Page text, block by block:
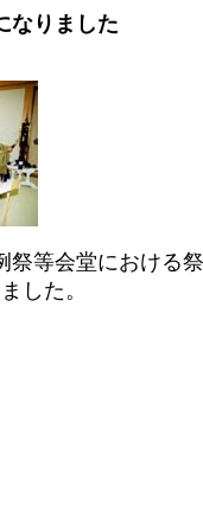
なりました
祭等会堂における
仕になりまし